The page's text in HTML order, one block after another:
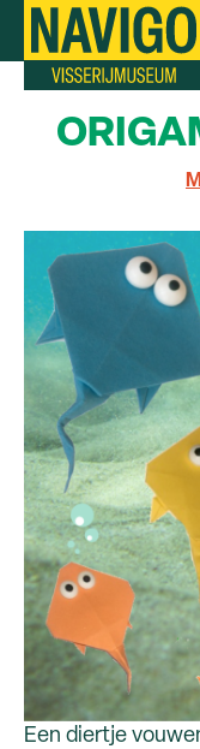
Overslaan
inhoud
Een diertje